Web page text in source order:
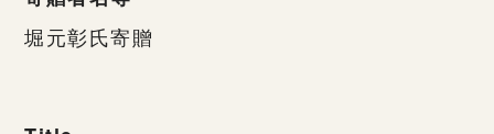
堀元彰氏寄贈